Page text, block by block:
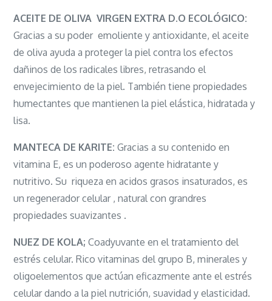
ACEITE DE OLIVA VIRGEN EXTRA D.O ECOLÓGICO:
Gracias a su poder emoliente y antioxidante, el aceite
de oliva ayuda a proteger la piel contra los efectos
dañinos de los radicales libres, retrasando el
envejecimiento de la piel. También tiene propiedades
humectantes que mantienen la piel elástica, hidratada y
lisa.
MANTECA DE KARITE: Gracias a su contenido en
vitamina E, es un poderoso agente hidratante y
nutritivo. Su riqueza en acidos grasos insaturados, es
un regenerador celular , natural con grandres
propiedades suavizantes .
NUEZ DE KOLA; Coadyuvante en el tratamiento del
estrés celular. Rico vitaminas del grupo B, minerales y
oligoelementos que actúan eficazmente ante el estrés
celular dando a la piel nutrición, suavidad y elasticidad.